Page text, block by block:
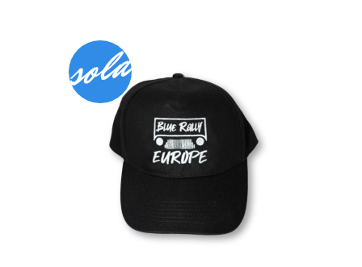
sold